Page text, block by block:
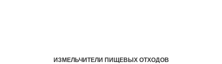
ИЗМЕЛЬЧИТЕЛИ ПИЩЕВЫХ ОТХОДОВ